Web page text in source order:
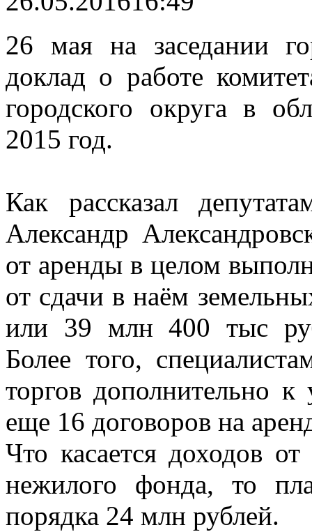
26 мая на заседании
доклад о работе
городского округа в
2015 год.
Как рассказал
Александр
от аренды в целом
от сдачи в наём
или 39 млн 400 тыс
Более того,
торгов дополнительно
еще 16 договоров на
Что касается доходов
нежилого фонда, то
порядка 24 млн рублей.